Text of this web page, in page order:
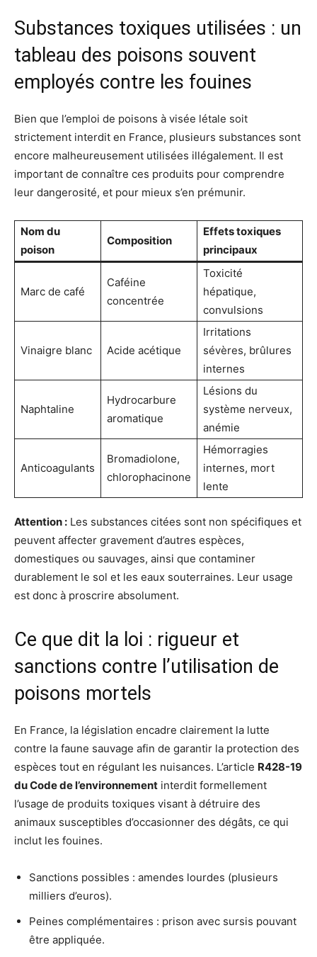
Substances toxiques utilisées : un
tableau des poisons souvent
employés contre les fouines
Bien que l’emploi de poisons à visée létale soit
strictement interdit en France, plusieurs substances sont
encore malheureusement utilisées illégalement. Il est
important de connaître ces produits pour comprendre
leur dangerosité, et pour mieux s’en prémunir.
Nom du
poison
Composition
Effets toxiques
principaux
Marc de café
Caféine
concentrée
Toxicité
hépatique,
convulsions
Vinaigre blanc Acide acétique
Irritations
sévères, brûlures
internes
Naphtaline
Hydrocarbure
aromatique
Lésions du
système nerveux,
anémie
Anticoagulants
Bromadiolone,
chlorophacinone
Hémorragies
internes, mort
lente
Attention : Les substances citées sont non spécifiques et
peuvent affecter gravement d’autres espèces,
domestiques ou sauvages, ainsi que contaminer
durablement le sol et les eaux souterraines. Leur usage
est donc à proscrire absolument.
Ce que dit la loi : rigueur et
sanctions contre l’utilisation de
poisons mortels
En France, la législation encadre clairement la lutte
contre la faune sauvage afin de garantir la protection des
espèces tout en régulant les nuisances. L’article R428-19
du Code de l’environnement interdit formellement
l’usage de produits toxiques visant à détruire des
animaux susceptibles d’occasionner des dégâts, ce qui
inclut les fouines.
Sanctions possibles : amendes lourdes (plusieurs
milliers d’euros).
Peines complémentaires : prison avec sursis pouvant
être appliquée.